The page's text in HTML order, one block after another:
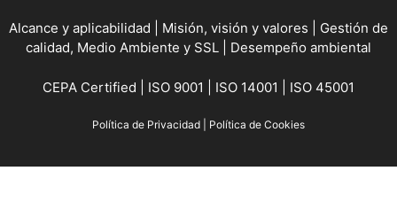
Alcance y aplicabilidad Misión, visión y valores
Gestión de
calidad, Medio Ambiente y SSL
Desempeño ambiental
CEPA Certified ISO 9001 ISO 14001 | ISO 45001
Política de Privacidad Política de Cookies